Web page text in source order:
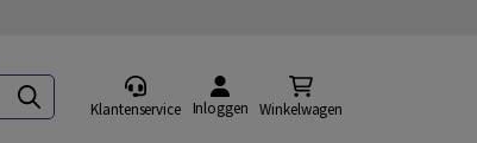
Klantenservice Inloggen Winkelwagen